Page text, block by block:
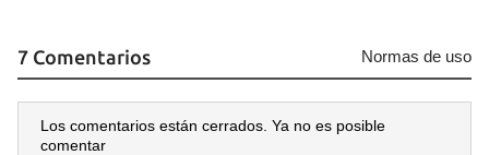
7 Comentarios Normas de uso
Los comentarios están cerrados. Ya no es posible
comentar